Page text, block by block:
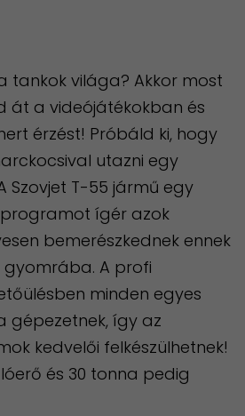
tankok világa? Akkor most
át a videójátékokban és
érzést! Próbáld ki, hogy
utazni egy
Szovjet T-55 jármű egy
ígér azok
bemerészkednek ennek
gyomrába. A profi
minden egyes
gépezetnek, így az
kedvelői felkészülhetnek!
és 30 tonna pedig